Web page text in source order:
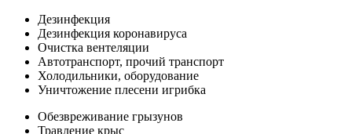
Дезинфекция
Дезинфекция коронавируса
Очистка вентеляции
Автотранспорт, прочий транспорт
Холодильники, оборудование
Уничтожение плесени игрибка
Обезвреживание грызунов
Травление крыс